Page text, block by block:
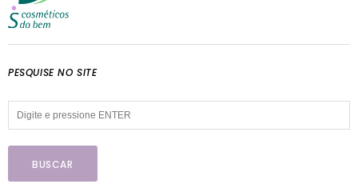
PESQUISE NO SITE